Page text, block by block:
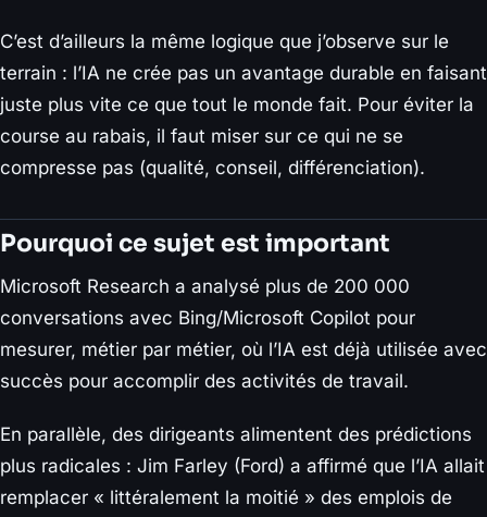
C’est d’ailleurs la même logique que j’observe sur le
terrain : l’IA ne crée pas un avantage durable en faisant
juste plus vite ce que tout le monde fait. Pour éviter la
course au rabais, il faut miser sur ce qui ne se
compresse pas (qualité, conseil, différenciation).
Pourquoi ce sujet est important
Microsoft Research a analysé plus de 200 000
conversations avec Bing/Microsoft Copilot pour
mesurer, métier par métier, où l’IA est déjà utilisée avec
succès pour accomplir des activités de travail.
En parallèle, des dirigeants alimentent des prédictions
plus radicales : Jim Farley (Ford) a affirmé que l’IA allait
remplacer « littéralement la moitié » des emplois de